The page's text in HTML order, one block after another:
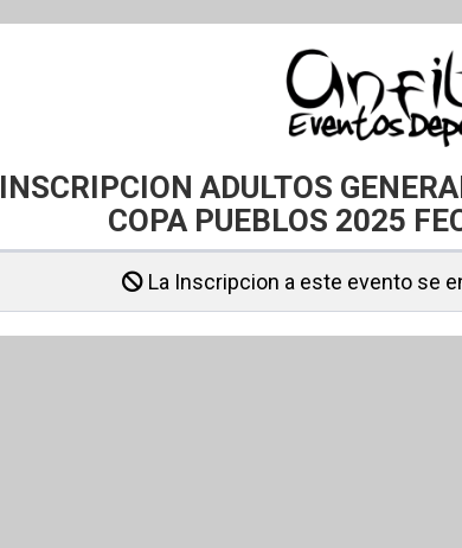
INSCRIPCION ADULTOS
COPA PUEBLOS 2025
La Inscripcion a este evento se